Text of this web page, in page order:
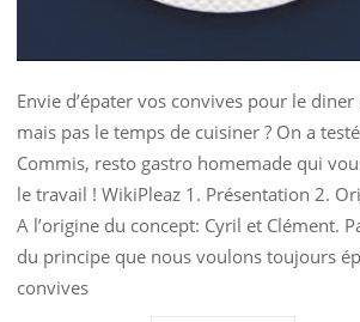
Envie d’épater vos convives pour le diner
mais pas le temps de cuisiner ? On a
Commis, resto gastro homemade qui
le travail ! WikiPleaz 1. Présentation 2.
A l’origine du concept: Cyril et Clément.
du principe que nous voulons toujours
convives